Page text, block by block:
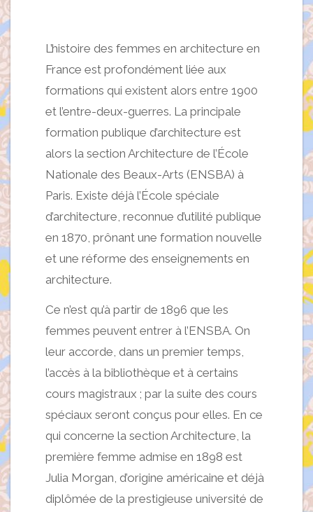
L’histoire des femmes en architecture en
France est profondément liée aux
formations qui existent alors entre 1900
et l’entre-deux-guerres. La principale
formation publique d’architecture est
alors la section Architecture de l’École
Nationale des Beaux-Arts (ENSBA) à
Paris. Existe déjà l’École spéciale
d’architecture, reconnue d’utilité publique
en 1870, prônant une formation nouvelle
et une réforme des enseignements en
architecture.
Ce n’est qu’à partir de 1896 que les
femmes peuvent entrer à l’ENSBA. On
leur accorde, dans un premier temps,
l’accès à la bibliothèque et à certains
cours magistraux ; par la suite des cours
spéciaux seront conçus pour elles. En ce
qui concerne la section Architecture, la
première femme admise en 1898 est
Julia Morgan, d’origine américaine et déjà
diplômée de la prestigieuse université de